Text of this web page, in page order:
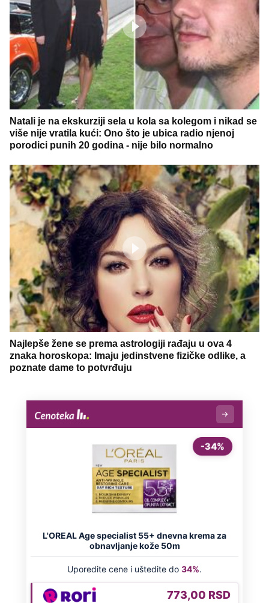
Natali je na ekskurziji sela u kola sa kolegom i nikad se
više nije vratila kući: Ono što je ubica radio njenoj
porodici punih 20 godina - nije bilo normalno
Najlepše žene se prema astrologiji rađaju u ova 4
znaka horoskopa: Imaju jedinstvene fizičke odlike, a
poznate dame to potvrđuju